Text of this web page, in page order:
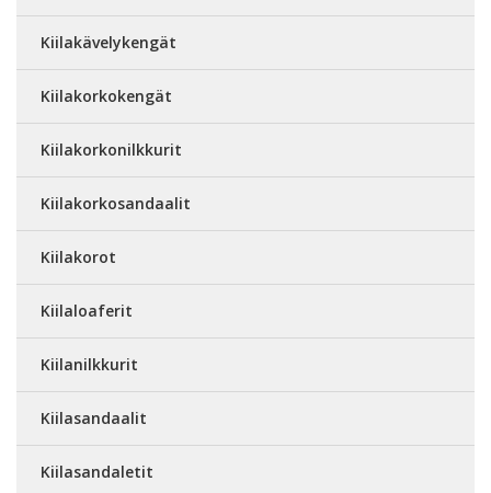
Kiilakävelykengät
Kiilakorkokengät
Kiilakorkonilkkurit
Kiilakorkosandaalit
Kiilakorot
Kiilaloaferit
Kiilanilkkurit
Kiilasandaalit
Kiilasandaletit